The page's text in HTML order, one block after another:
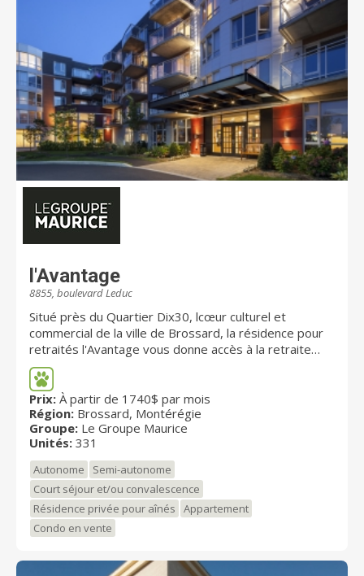
l'Avantage
8855, boulevard Leduc
Situé près du Quartier Dix30, lcœur culturel et
commercial de la ville de Brossard, la résidence pour
retraités l'Avantage vous donne accès à la retraite
dont vous rêvez. Avec ce projet, nous proposons à
nos futurs résidents un style de vie unique, au cœur
d’un environnement où se côtoient épicuriens,
sportifs, amoureux de la culture et même de la mode.
Grâce à la qualité du design et de l’aménagement, à la
diversité des services et à la multitude de commerces
qui se trouvent à proximité, nous sommes persuadés
que l'Avantage saura répondre à vos aspirations.
Prix: À partir de 1740$ par mois
Région: Brossard, Montérégie
Groupe: Le Groupe Maurice
Unités: 331
Autonome
Semi-autonome
Court séjour et/ou convalescence
Résidence privée pour aînés
Appartement
Condo en vente